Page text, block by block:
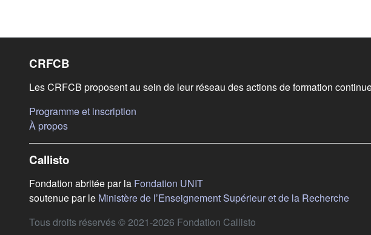
Liens de bas de page
CRFCB
Les CRFCB proposent au sein de leur réseau des actions de formation
Programme et inscription
À propos(s'ouvre dans un nouvel onglet)
Callisto
Fondation abritée par la Fondation UNIT(s'ouvre dans un nouvel onglet)
soutenue par le Ministère de l’Enseignement Supérieur et de la Recherche
Tous droits réservés © 2021-2026 Fondation Callisto